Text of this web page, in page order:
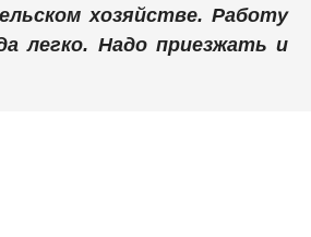
хозяйстве. Работу
легко. Надо приезжать и